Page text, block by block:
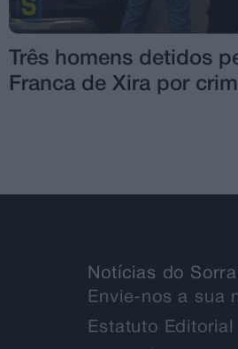
Três homens detidos
Franca de Xira por
Notícias do
Envie-nos a sua
Estatuto Editorial